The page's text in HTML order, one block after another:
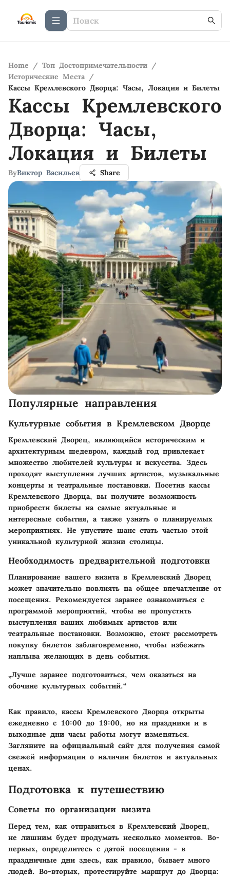
Home / Топ Достопримечательности /
Исторические Места /
Кассы Кремлевского Дворца: Часы, Локация и Билеты
Кассы Кремлевского
Дворца: Часы,
Локация и Билеты
ByВиктор Васильев Share
Популярные направления
Культурные события в Кремлевском Дворце
Кремлевский Дворец, являющийся историческим и
архитектурным шедевром, каждый год привлекает
множество любителей культуры и искусства. Здесь
проходят выступления лучших артистов, музыкальные
концерты и театральные постановки. Посетив кассы
Кремлевского Дворца, вы получите возможность
приобрести билеты на самые актуальные и
интересные события, а также узнать о планируемых
мероприятиях. Не упустите шанс стать частью этой
уникальной культурной жизни столицы.
Необходимость предварительной подготовки
Планирование вашего визита в Кремлевский Дворец
может значительно повлиять на общее впечатление от
посещения. Рекомендуется заранее ознакомиться с
программой мероприятий, чтобы не пропустить
выступления ваших любимых артистов или
театральные постановки. Возможно, стоит рассмотреть
покупку билетов заблаговременно, чтобы избежать
наплыва желающих в день события.
„Лучше заранее подготовиться, чем оказаться на
обочине культурных событий.“
Как правило, кассы Кремлевского Дворца открыты
ежедневно с 10:00 до 19:00, но на праздники и в
выходные дни часы работы могут изменяться.
Загляните на официальный сайт для получения самой
свежей информации о наличии билетов и актуальных
ценах.
Подготовка к путешествию
Советы по организации визита
Перед тем, как отправиться в Кремлевский Дворец,
не лишним будет продумать несколько моментов. Во-
первых, определитесь с датой посещения - в
праздничные дни здесь, как правило, бывает много
людей. Во-вторых, протестируйте маршрут до Дворца: